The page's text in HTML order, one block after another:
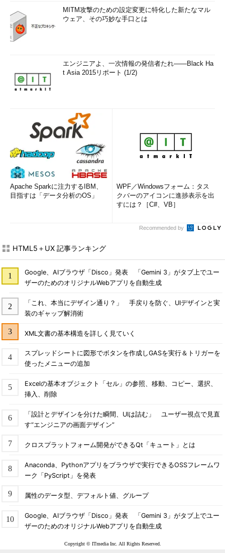
MITM攻撃のための設定変更に特化した新たなマル
ウェア、その巧妙な手口とは
エンジニアよ、一次情報の発信者たれ――Black Ha
t Asia 2015リポート (1/2)
Apache Sparkに注力するIBM、
目指すは「データ分析のOS」
WPF／Windowsフォーム：タス
クバーのアイコンに進捗表示を出
すには？［C#、VB］
Recommended by
HTML5＋UX 記事ランキング
Google、AIブラウザ「Disco」発表 「Gemini 3」がタブ上でユー
ザーのためのオリジナルWebアプリを自動生成
「これ、本当にデザイン通り？」 手戻りを防ぐ、UIデザインと実
装のギャップ解消術
XML文書の基本構造を詳しく見ていく
スプレッドシートに図形でボタンを作成しGASを実行＆トリガーを
使ったメニューの追加
Excelの基本オブジェクト「セル」の参照、移動、コピー、選択、
挿入、削除
「設計とデザインを分けた瞬間、UIは詰む」 ユーザー視点で見直
す“エンジニアの画面デザイン”
クロスプラットフォーム開発ができるQt「キュート」とは
Anaconda、Pythonアプリをブラウザで実行できるOSSフレームワ
ーク「PyScript」を発表
属性のデータ型、デフォルト値、グループ
Google、AIブラウザ「Disco」発表 「Gemini 3」がタブ上でユー
ザーのためのオリジナルWebアプリを自動生成
Copyright © ITmedia Inc. All Rights Reserved.